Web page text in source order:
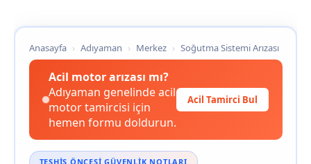
Anasayfa › Adıyaman › Merkez › Soğutma Sistemi Arızası
Acil motor arızası mı?
Adıyaman genelinde acil
motor tamircisi için
hemen formu doldurun.
Acil Tamirci Bul
TEŞHIS ÖNCESI GÜVENLIK NOTLARI